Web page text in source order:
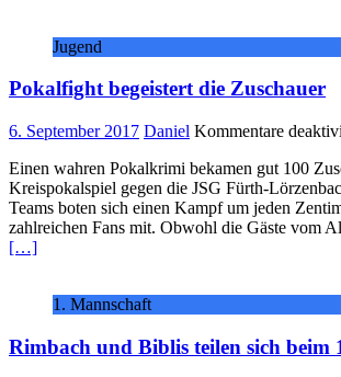
Jugend
Pokalfight begeistert die Zuschauer
6. September 2017 Daniel Kommentare
Einen wahren Pokalkrimi bekamen gut 100
Kreispokalspiel gegen die JSG Fürth-
Teams boten sich einen Kampf um jeden
zahlreichen Fans mit. Obwohl die Gäste vom
[…]
1. Mannschaft
Rimbach und Biblis teilen sich beim